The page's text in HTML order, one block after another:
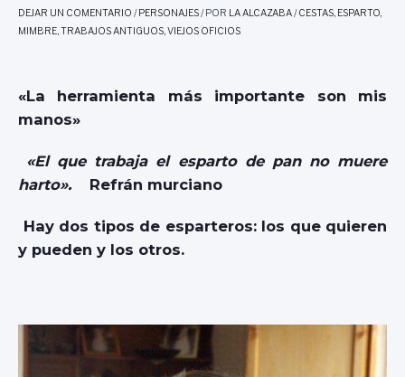
DEJAR UN COMENTARIO /PERSONAJES/ POR LA ALCAZABA/CESTAS, ESPARTO,
MIMBRE,TRABAJOS ANTIGUOS,VIEJOS OFICIOS
«La herramienta más importante son mis
manos»
«El que trabaja el esparto de pan no muere
harto». Refrán murciano
Hay dos tipos de esparteros: los que quieren
y pueden y los otros.